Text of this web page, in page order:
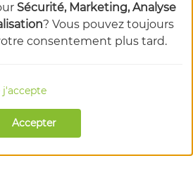
Sécurité, Marketing, Analyse
? Vous pouvez toujours
consentement plus tard.
j'accepte
Accepter